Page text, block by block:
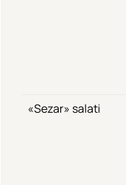
«Sezar» salati